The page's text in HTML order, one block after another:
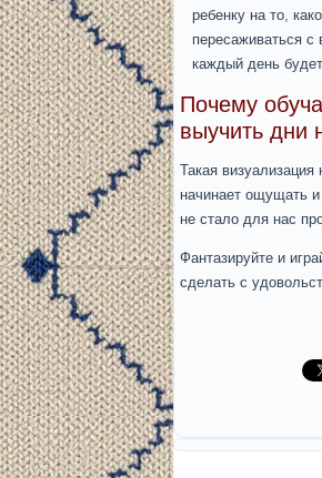
ребенку на то,
пересаживаться с
каждый день
Почему
выучить дни
Такая
начинает ощущать и
не стало для нас
Фантазируйте и
сделать с